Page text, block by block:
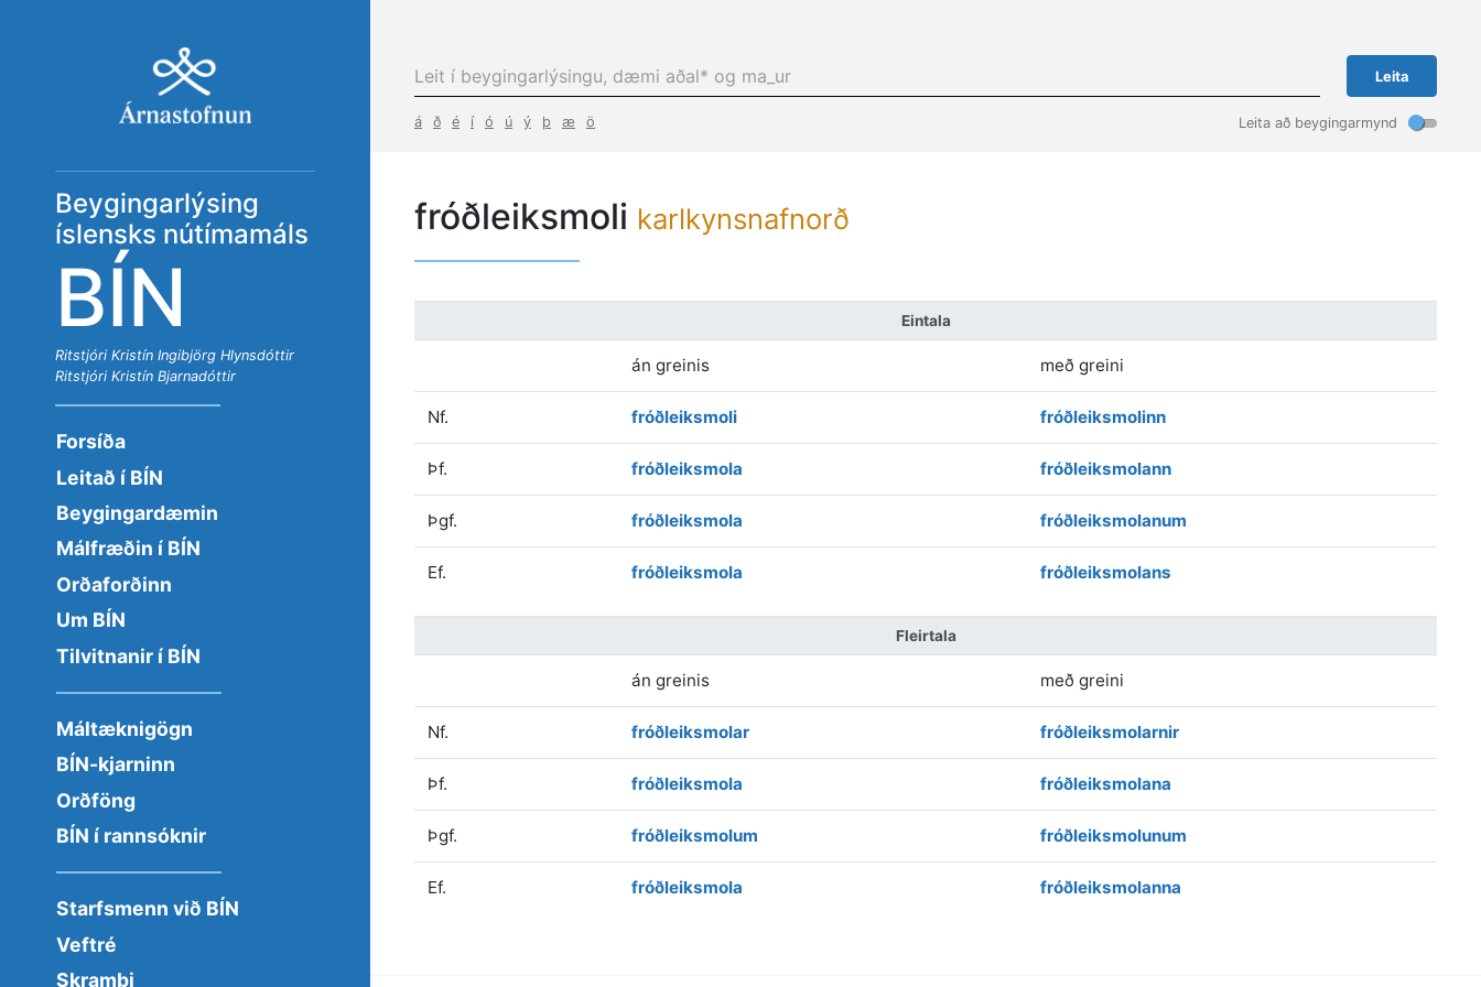
Beygingarlýsing
íslensks nútímamáls
BÍN
Ritstjóri Kristín Ingibjörg Hlynsdóttir
Ritstjóri Kristín Bjarnadóttir
Forsíða
Leitað í BÍN
Beygingardæmin
Málfræðin í BÍN
Orðaforðinn
Um BÍN
Tilvitnanir í BÍN
Máltæknigögn
BÍN-kjarninn
Orðföng
BÍN í rannsóknir
Starfsmenn við BÍN
Veftré
Skrambi
Leita
á ð é í ó ú ý þ æ ö Leita að beygingarmynd
fróðleiksmoli karlkynsnafnorð
Eintala
án greinis með greini
Nf. fróðleiksmoli fróðleiksmolinn
Þf. fróðleiksmola fróðleiksmolann
Þgf. fróðleiksmola fróðleiksmolanum
Ef. fróðleiksmola fróðleiksmolans
Fleirtala
án greinis með greini
Nf. fróðleiksmolar fróðleiksmolarnir
Þf. fróðleiksmola fróðleiksmolana
Þgf. fróðleiksmolum fróðleiksmolunum
Ef. fróðleiksmola fróðleiksmolanna